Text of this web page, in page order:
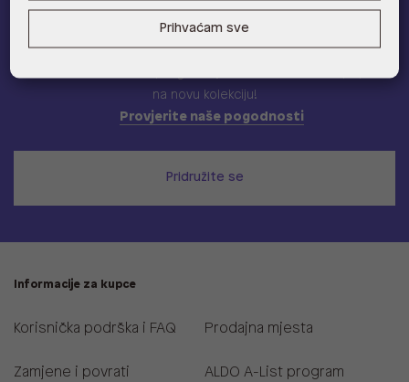
ALDO A-list
Učlani se u ALDO A-list program vjernosti
i ostvari 5% popusta
na novu kolekciju!
Provjerite naše pogodnosti
Pridružite se
Informacije za kupce
Korisnička podrška i FAQ
Zamjene i povrati
Prodajna mjesta
ALDO A-List program
Prihvaćam sve